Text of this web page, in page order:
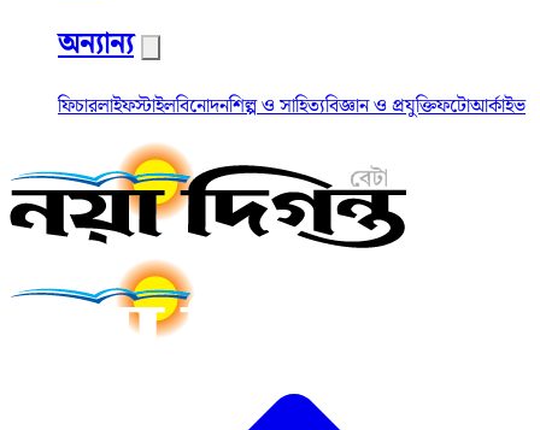
অন্যান্য
ফিচারলাইফস্টাইলবিনোদনশিল্প ও সাহিত্যবিজ্ঞান ও প্রযুক্তিফটোআর্কাইভ